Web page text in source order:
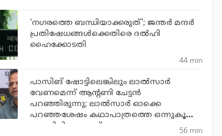
'നഗരത്തെ ബന്ധിയാക്കരുത്'; ജന്തര്‍ മന്ദര്‍
പ്രതിഷേധങ്ങള്‍ക്കെതിരെ ദല്‍ഹി
ഹൈക്കോടതി
44 min
പാസിങ് ഷോട്ടിലെങ്കിലും ലാല്‍സാര്‍
വേണമെന്ന് ആന്റണി ചേട്ടന്‍
പറഞ്ഞിരുന്നു; ലാല്‍സാര്‍ ഓക്കെ
പറഞ്ഞശേഷം കഥാപാത്രത്തെ ഒന്നുകൂടി
പൊലിപ്പിച്ചു: ജൂഡ്
56 min